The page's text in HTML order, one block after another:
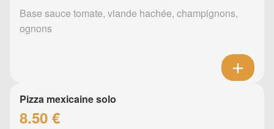
Base sauce tomate, viande hachée, champignons,
ognons
Pizza mexicaine solo
8.50 €